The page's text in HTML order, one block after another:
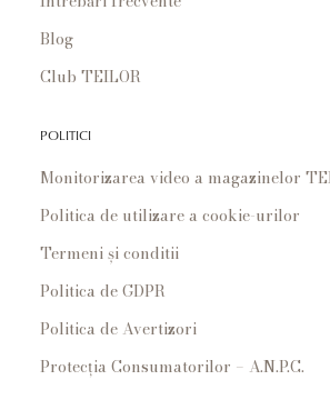
Blog
Club TEILOR
POLITICI
Monitorizarea video a magazinelor
Politica de utilizare a cookie-urilor
Termeni și conditii
Politica de GDPR
Politica de Avertizori
Protecția Consumatorilor – A.N.P.C.